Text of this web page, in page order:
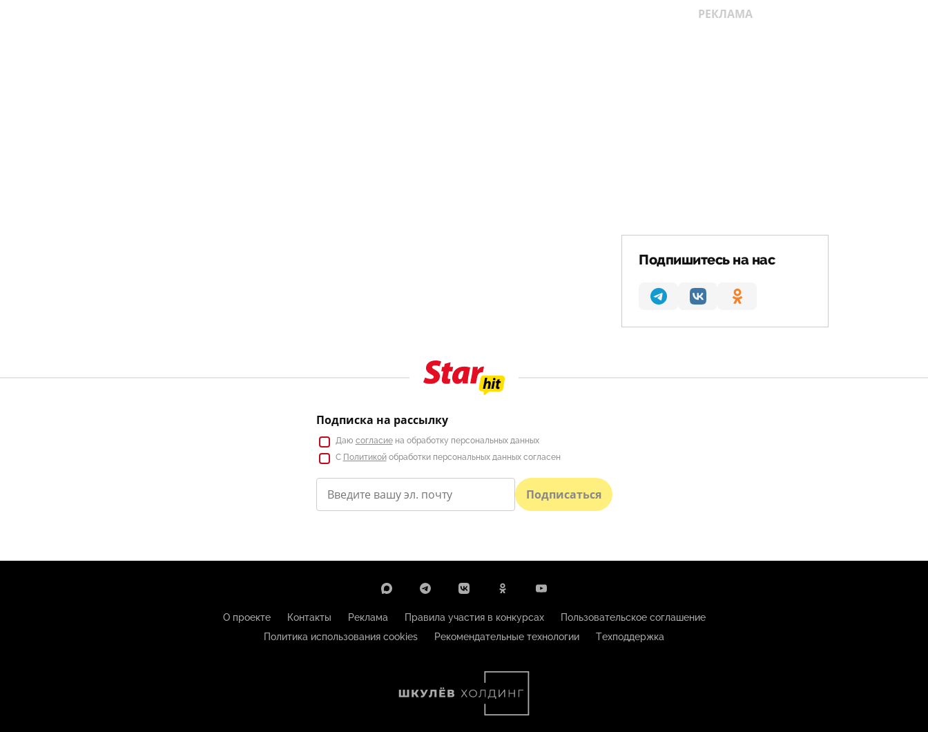
Подпишитесь на нас
Подписка на рассылку
Даю согласиена обработку персональных данных
С Политикойобработки персональных данных согласен
Подписаться
О проекте Контакты Реклама Правила участия в конкурсах
Пользовательское соглашение
Политика использования cookies
Рекомендательные технологии Техподдержка